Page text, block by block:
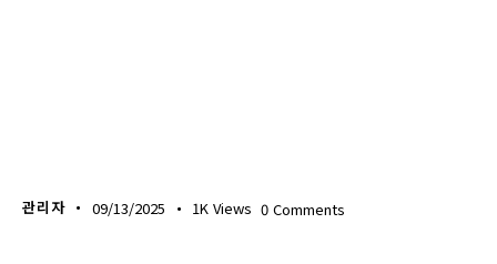
관리자 09/13/2025 1K Views 0 Comments